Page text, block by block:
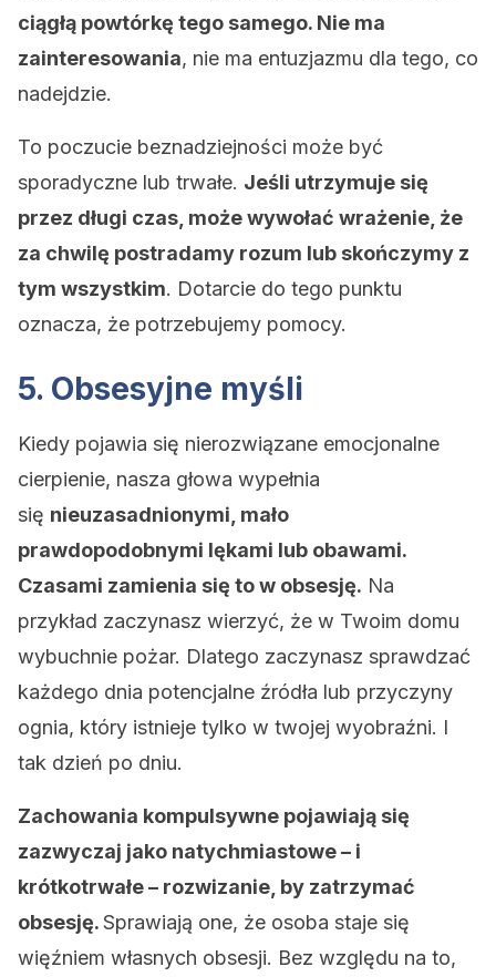
ciągłą powtórkę tego samego. Nie ma
zainteresowania, nie ma entuzjazmu dla tego, co
nadejdzie.
To poczucie beznadziejności może być
sporadyczne lub trwałe. Jeśli utrzymuje się
przez długi czas, może wywołać wrażenie, że
za chwilę postradamy rozum lub skończymy z
tym wszystkim. Dotarcie do tego punktu
oznacza, że potrzebujemy pomocy.
5. Obsesyjne myśli
Kiedy pojawia się nierozwiązane emocjonalne
cierpienie, nasza głowa wypełnia
się nieuzasadnionymi, mało
prawdopodobnymi lękami lub obawami.
Czasami zamienia się to w obsesję. Na
przykład zaczynasz wierzyć, że w Twoim domu
wybuchnie pożar. Dlatego zaczynasz sprawdzać
każdego dnia potencjalne źródła lub przyczyny
ognia, który istnieje tylko w twojej wyobraźni. I
tak dzień po dniu.
Zachowania kompulsywne pojawiają się
zazwyczaj jako natychmiastowe – i
krótkotrwałe – rozwizanie, by zatrzymać
obsesję.Sprawiają one, że osoba staje się
więźniem własnych obsesji. Bez względu na to,